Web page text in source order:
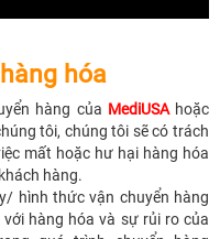
hóa
hàng của MediUSAhoặc
tôi, chúng tôi sẽ có trách
mất hoặc hư hại hàng hóa
hàng.
hình thức vận chuyển hàng
hàng hóa và sự rủi ro của